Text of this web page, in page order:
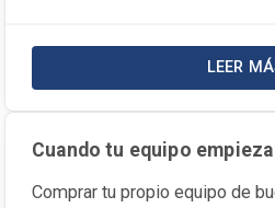
LEER
Cuando tu equipo
Comprar tu propio equipo de